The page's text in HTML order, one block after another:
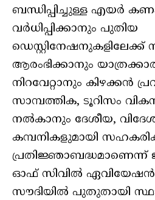
ബന്ധിപ്പിച്ചുള്ള എയര്‍
വര്‍ധിപ്പിക്കാനും പുതിയ
ആരംഭിക്കാനും
നിറവേറ്റാനും കിഴക്കന്‍
സാമ്പത്തിക, ടൂറിസം
നല്‍കാനും ദേശീയ,
കമ്പനികളുമായി
പ്രതിജ്ഞാബദ്ധമാണെന്ന്
ഓഫ് സിവില്‍ ഏവിയേഷന്‍
സൗദിയില്‍ പുതുതായി